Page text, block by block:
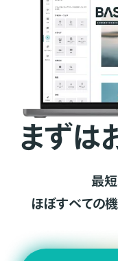
まずは
最
ほぼすべての機